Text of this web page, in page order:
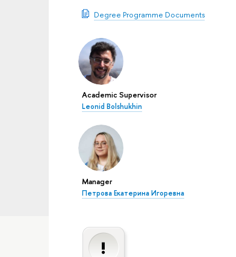
Degree Programme Documents
Academic Supervisor
Leonid Bolshukhin
Manager
Петрова Екатерина Игоревна